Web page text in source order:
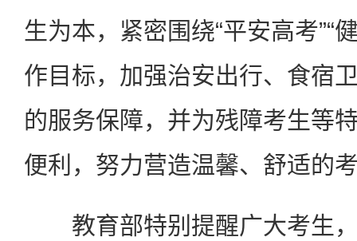
生为本，紧密围绕“平安高考”“
作目标，加强治安出行、食宿
的服务保障，并为残障考生等
便利，努力营造温馨、舒适的
教育部特别提醒广大考生，